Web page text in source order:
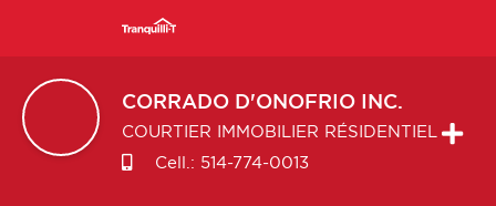
CORRADO D'ONOFRIO INC.
COURTIER IMMOBILIER RÉSIDENTIEL
Cell.: 514-774-0013